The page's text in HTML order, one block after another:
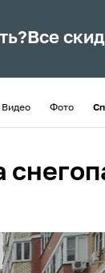
Все
Видео Фото